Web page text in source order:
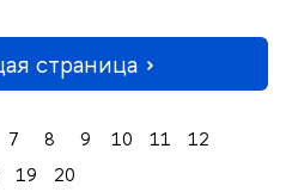
страница
7 8 9 10 11
12
19 20